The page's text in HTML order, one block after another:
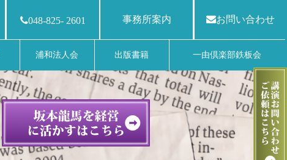
048-825- 2601 事務所案内 お問い合わせ
浦和法人会 出版書籍 一由倶楽部鉄板会